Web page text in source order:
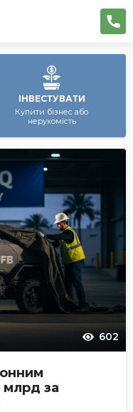
ІНВЕСТУВАТИ
Купити бізнес або
нерухомість
602
млрд за